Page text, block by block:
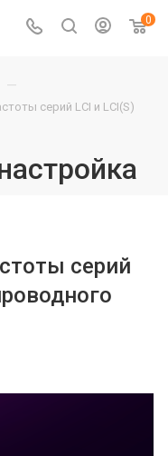
0
—
серий LCI и LCI(S)
серий